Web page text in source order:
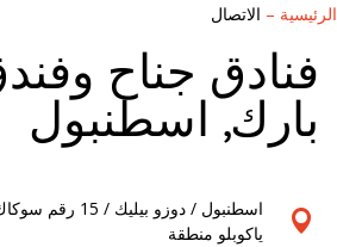
الرئيسية – الاتصال
فنادق جناح
بارك, اسطنبول
ياكوبلو منطقة